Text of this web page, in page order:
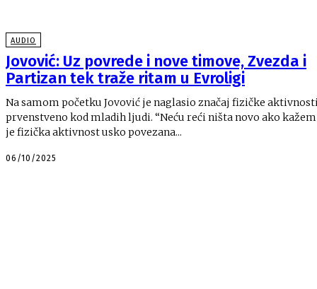
AUDIO
Jovović: Uz povrede i nove timove, Zvezda i
Partizan tek traže ritam u Evroligi
Na samom početku Jovović je naglasio značaj fizičke
prvenstveno kod mladih ljudi. “Neću reći ništa novo ako kažem da
je fizička aktivnost usko povezana...
06/10/2025